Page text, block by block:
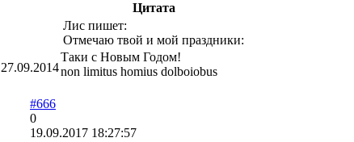
27.09.2014
Цитата
Лис пишет:
Отмечаю твой и мой праздники:
Таки с Новым Годом!
non limitus homius dolboiobus
#666
0
19.09.2017 18:27:57